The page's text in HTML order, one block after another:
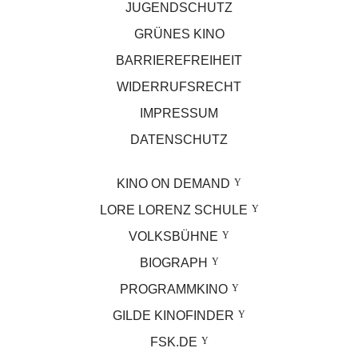
JUGENDSCHUTZ
GRÜNES KINO
BARRIEREFREIHEIT
WIDERRUFSRECHT
IMPRESSUM
DATENSCHUTZ
KINO ON DEMAND
LORE LORENZ SCHULE
VOLKSBÜHNE
BIOGRAPH
PROGRAMMKINO
GILDE KINOFINDER
FSK.DE